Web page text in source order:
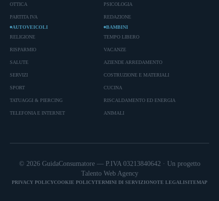
OTTICA
PARTITA IVA
PSICOLOGIA
REDAZIONE
AUTOVEICOLI
RELIGIONE
RISPARMIO
SALUTE
SERVIZI
SPORT
TATUAGGI & PIERCING
TELEFONIA E INTERNET
BAMBINI
TEMPO LIBERO
VACANZE
AZIENDE ARREDAMENTO
COSTRUZIONE E MATERIALI
CUCINA
RISCALDAMENTO ED ENERGIA
ANIMALI
© 2026 GuidaConsumatore — P.IVA 03213840642 · Un progetto
Talento Web Agency
PRIVACY POLICYCOOKIE POLICYTERMINI DI SERVIZIONOTE LEGALI SITEMAP